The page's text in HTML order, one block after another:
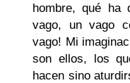
hombre, qué ha
vago, un vago
vago! Mi
son ellos, los
hacen sino